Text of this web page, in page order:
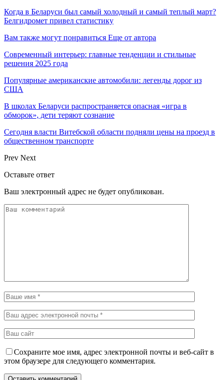
Когда в Беларуси был самый холодный и самый теплый март?
Белгидромет привел статистику
Вам также могут понравиться Еще от автора
Современный интерьер: главные тенденции и стильные
решения 2025 года
Популярные американские автомобили: легенды дорог из
США
В школах Беларуси распространяется опасная «игра в
обморок», дети теряют сознание
Сегодня власти Витебской области подняли цены на проезд в
общественном транспорте
Prev Next
Оставьте ответ
Ваш электронный адрес не будет опубликован.
Сохраните мое имя, адрес электронной почты и веб-сайт в
этом браузере для следующего комментария.